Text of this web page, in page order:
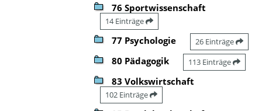
76 Sportwissenschaft
14 Einträge
77 Psychologie 26 Einträge
80 Pädagogik 113 Einträge
83 Volkswirtschaft
102 Einträge